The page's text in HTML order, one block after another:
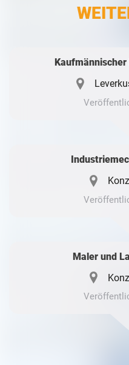
Konz
Maler und
Konz